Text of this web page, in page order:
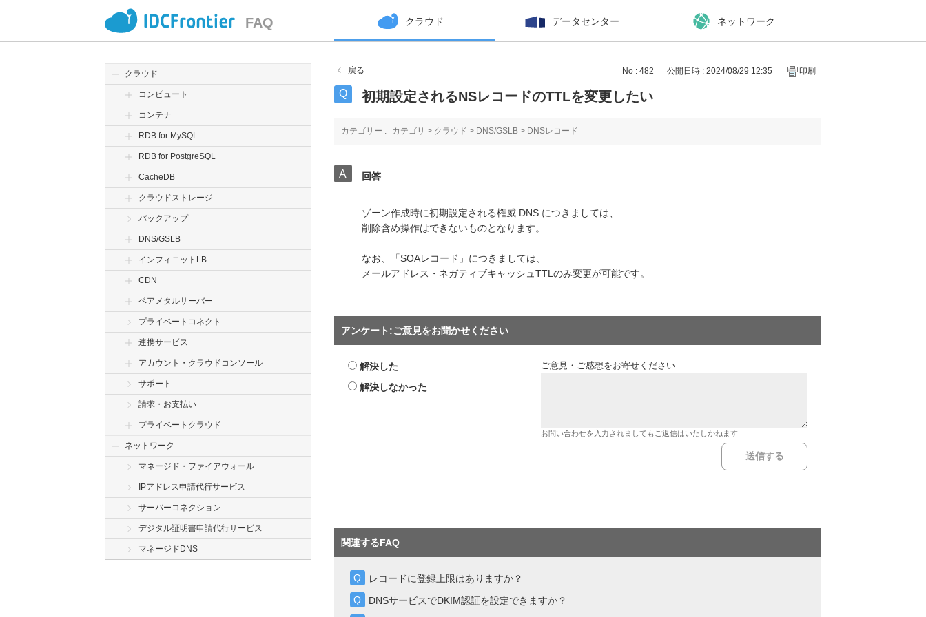
FAQ クラウド データセンター ネットワーク
クラウド
コンピュート
コンテナ
RDB for MySQL
RDB for PostgreSQL
CacheDB
クラウドストレージ
バックアップ
DNS/GSLB
インフィニットLB
CDN
ベアメタルサーバー
プライベートコネクト
連携サービス
アカウント・クラウドコンソール
サポート
請求・お支払い
プライベートクラウド
ネットワーク
マネージド・ファイアウォール
IPアドレス申請代行サービス
サーバーコネクション
デジタル証明書申請代行サービス
マネージドDNS
戻る No : 482 公開日時 : 2024/08/29 12:35 印刷
初期設定されるNSレコードのTTLを変更したい
カテゴリー : カテゴリ > クラウド > DNS/GSLB> DNSレコード
回答
ゾーン作成時に初期設定される権威 DNS につきましては、
削除含め操作はできないものとなります。
なお、「SOAレコード」につきましては、
メールアドレス・ネガティブキャッシュTTLのみ変更が可能です。
アンケート:ご意見をお聞かせください
解決した
解決しなかった
ご意見・ご感想をお寄せください
お問い合わせを入力されましてもご返信はいたしかねます
関連するFAQ
レコードに登録上限はありますか？
DNSサービスでDKIM認証を設定できますか？